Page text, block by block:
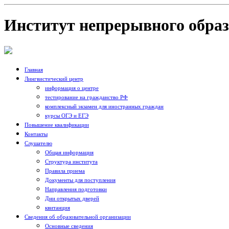
Институт непрерывного
Главная
Лингвистический центр
информация о центре
тестирование на гражданство РФ
комплексный экзамен для иностранных граждан
курсы ОГЭ и ЕГЭ
Повышение квалификации
Контакты
Слушателю
Общая информация
Структура института
Правила приема
Документы для поступления
Направления подготовки
Дни открытых дверей
квитанция
Сведения об образовательной организации
Основные сведения